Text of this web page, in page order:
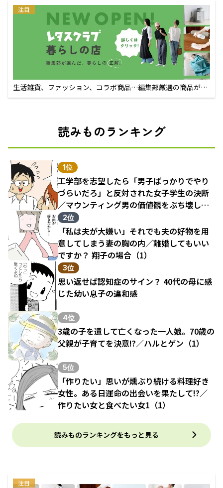
注目
生活雑貨、ファッション、コラボ商品…編集部厳選の商品が買
えるECサイト
読みものランキング
1位
工学部を志望したら「男子ばっかりでやり
づらいだろ」と反対された女子学生の決断
／マウンティング男の価値観をぶち壊した
結果（1）
2位
「私は夫が大嫌い」それでも夫の好物を用
意してしまう妻の胸の内／離婚してもいい
ですか？ 翔子の場合（1）
3位
思い返せば認知症のサイン？ 40代の母に感
じた幼い息子の違和感
4位
3歳の子を遺して亡くなった一人娘。70歳の
父親が子育てを決意!?／ハルとゲン（1）
5位
「作りたい」思いが燻ぶり続ける料理好き
女性。ある日運命の出会いを果たして!?／
作りたい女と食べたい女1（1）
読みものランキングをもっと見る
注目